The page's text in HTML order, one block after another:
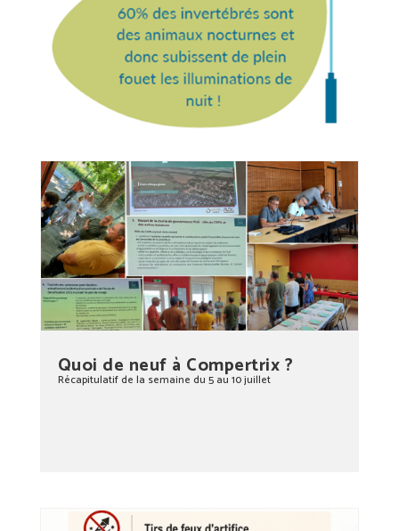
Quoi de neuf à Compertrix ?
Récapitulatif de la semaine du 5 au 10 juillet